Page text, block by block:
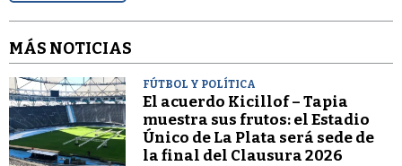
MÁS NOTICIAS
FÚTBOL Y POLÍTICA
El acuerdo Kicillof – Tapia
muestra sus frutos: el Estadio
Único de La Plata será sede de
la final del Clausura 2026